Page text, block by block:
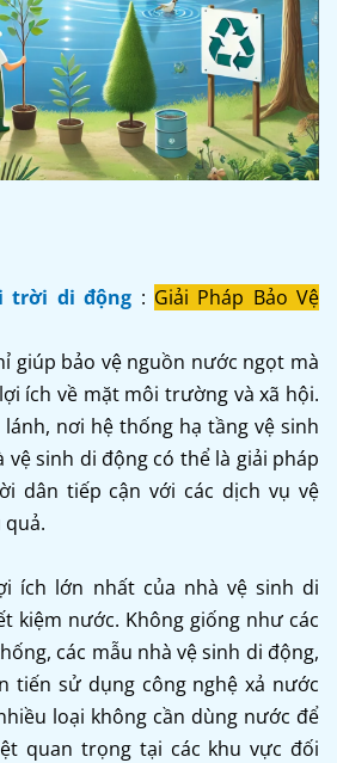
trời di động : Giải Pháp Bảo Vệ
giúp bảo vệ nguồn nước ngọt mà
ích về mặt môi trường và xã hội.
nơi hệ thống hạ tầng vệ sinh
sinh di động có thể là giải pháp
dân tiếp cận với các dịch vụ vệ
quả.
ích lớn nhất của nhà vệ sinh di
kiệm nước. Không giống như các
các mẫu nhà vệ sinh di động,
tiến sử dụng công nghệ xả nước
loại không cần dùng nước để
quan trọng tại các khu vực đối